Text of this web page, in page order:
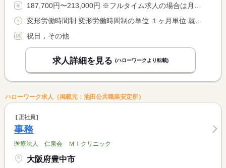
187,700円〜213,000円 ※フルタイム求人の場合は月額（換算額）、パート求人の場合は時間額を表示しています。
変形労働時間制 変形労働時間制の単位 １ヶ月単位 就業時間１ 8時30分〜17時00分 就業時間に関する特記事項 就業時間（１）基準でシフト制により３０分程度の早出、遅出有り <BR> ※実働７．５時間
祝日，その他
求人詳細を見る (ハローワークより転載)
ハローワーク求人（掲載元：池田公共職業安定所）
正社員
事務
医療法人 仁泉会 ＭＩクリニック
大阪府豊中市